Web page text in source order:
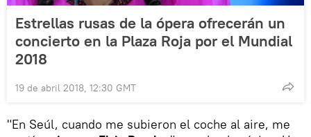
Estrellas rusas de la ópera ofrecerán un
concierto en la Plaza Roja por el Mundial
2018
19 de abril 2018, 12:30 GMT
"En Seúl, cuando me subieron el coche al aire, me